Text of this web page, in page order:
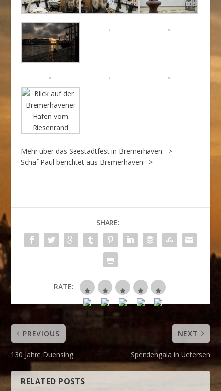
Mehr über das Seestadtfest in Bremerhaven –>
Schaf Paul berichtet aus Bremerhaven –>
SHARE:
RATE:
PREVIOUS
130 Jahre Duensing
NEXT
Spendengala in Uetersen
RELATED POSTS